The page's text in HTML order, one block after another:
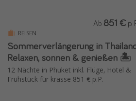
REISEN
Sommerverlängerung in
Relaxen, sonnen & genießen 🏝️
12 Nächte in Phuket inkl. Flüge, Hotel &
Frühstück für krasse 851 € p.P.
Ab 851 € p.